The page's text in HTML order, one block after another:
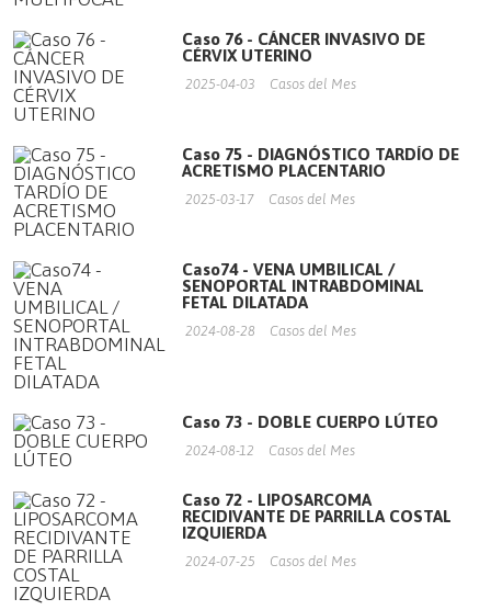
Caso 76 - CÁNCER INVASIVO DE
CÉRVIX UTERINO
2025-04-03 Casos del Mes
Caso 75 - DIAGNÓSTICO TARDÍO DE
ACRETISMO PLACENTARIO
2025-03-17 Casos del Mes
Caso74 - VENA UMBILICAL /
SENOPORTAL INTRABDOMINAL
FETAL DILATADA
2024-08-28 Casos del Mes
Caso 73 - DOBLE CUERPO LÚTEO
2024-08-12 Casos del Mes
Caso 72 - LIPOSARCOMA
RECIDIVANTE DE PARRILLA COSTAL
IZQUIERDA
2024-07-25 Casos del Mes